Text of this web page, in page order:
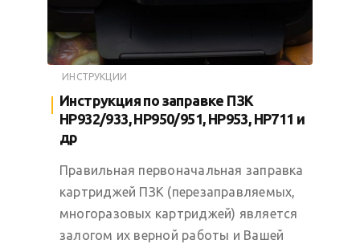
ИНСТРУКЦИИ
Инструкция по заправке ПЗК
HP932/933, HP950/951, HP953, HP711 и
др
Правильная первоначальная заправка
картриджей ПЗК (перезаправляемых,
многоразовых картриджей) является
залогом их верной работы и Вашей